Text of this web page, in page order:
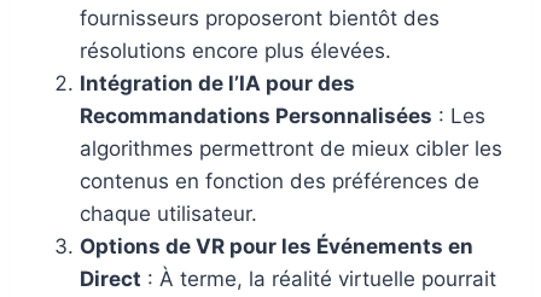
fournisseurs proposeront bientôt des
résolutions encore plus élevées.
Intégration de l’IA pour des
Recommandations Personnalisées : Les
algorithmes permettront de mieux cibler les
contenus en fonction des préférences de
chaque utilisateur.
Options de VR pour les Événements en
Direct : À terme, la réalité virtuelle pourrait